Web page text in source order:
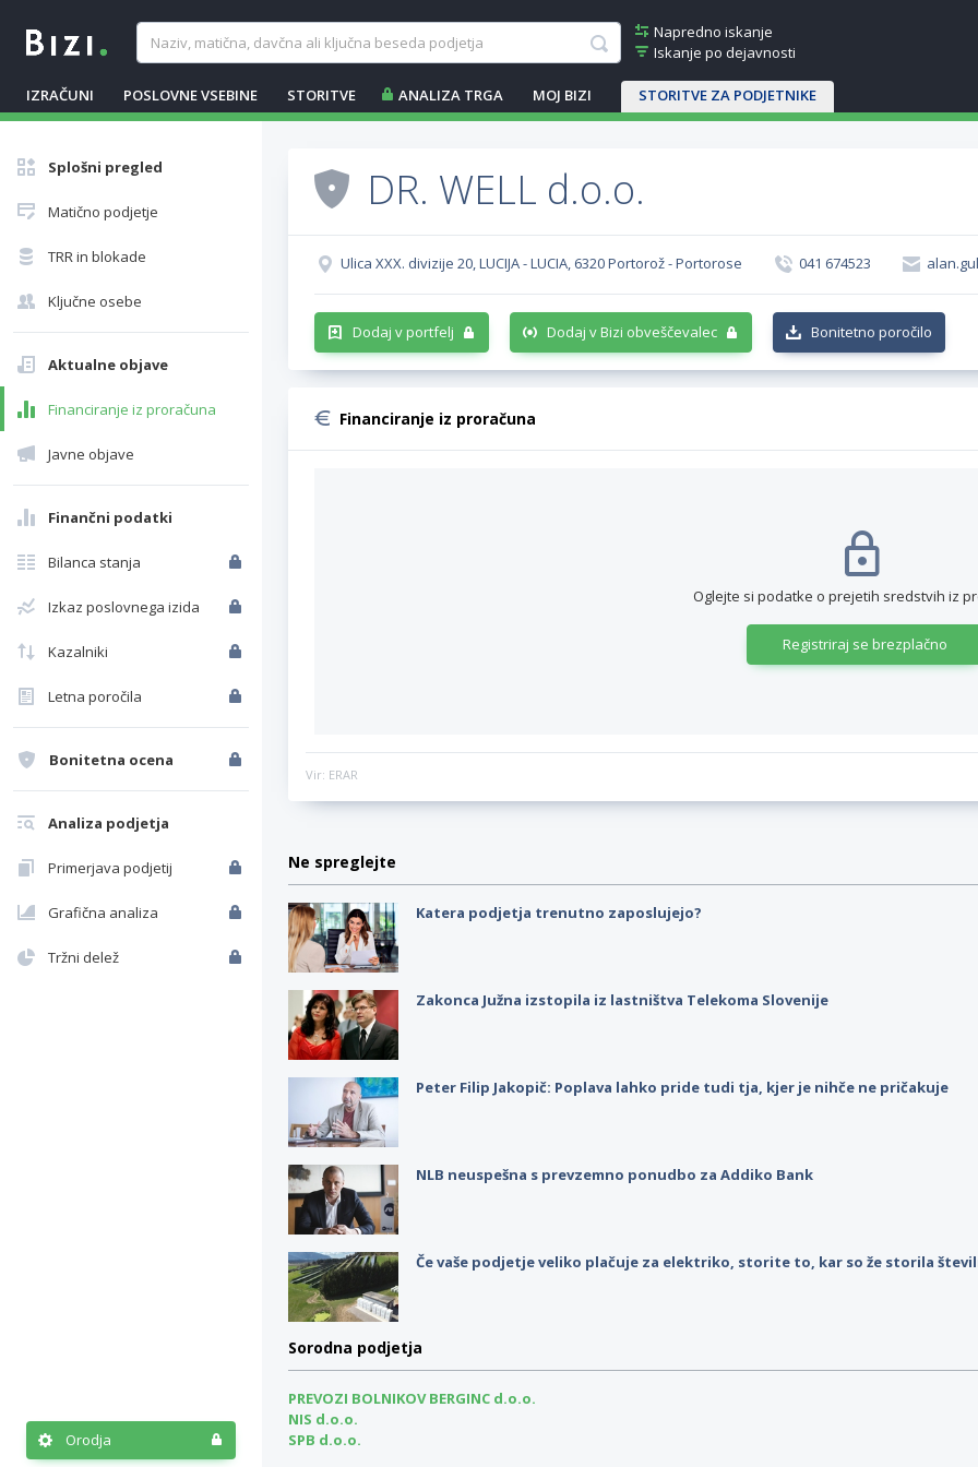
Napredno iskanje
Iskanje po dejavnosti
IZRAČUNI POSLOVNE VSEBINE STORITVE ANALIZA TRGA MOJ BIZI STORITVE ZA PODJETNIKE
Splošni pregled
Matično podjetje
TRR in blokade
Ključne osebe
Aktualne objave
Financiranje iz proračuna
Javne objave
Finančni podatki
Bilanca stanja
Izkaz poslovnega izida
Kazalniki
Letna poročila
Bonitetna ocena
Analiza podjetja
Primerjava podjetij
Grafična analiza
Tržni delež
Orodja
DR. WELL d.o.o.
Ulica XXX. divizije 20, LUCIJA - LUCIA, 6320 Portorož - Portorose 041 674523
Dodaj v portfelj Dodaj v Bizi obveščevalec Bonitetno poročilo
Financiranje iz proračuna
Oglejte si podatke o prejetih sredstvih iz
Registriraj se brezplačno
Vir: ERAR
Ne spreglejte
Katera podjetja trenutno zaposlujejo?
Zakonca Južna izstopila iz lastništva Telekoma Slovenije
Peter Filip Jakopič: Poplava lahko pride tudi tja, kjer je nihče ne pričakuje
NLB neuspešna s prevzemno ponudbo za Addiko Bank
Če vaše podjetje veliko plačuje za elektriko, storite to, kar so že storila
Sorodna podjetja
PREVOZI BOLNIKOV BERGINC d.o.o.
NIS d.o.o.
SPB d.o.o.